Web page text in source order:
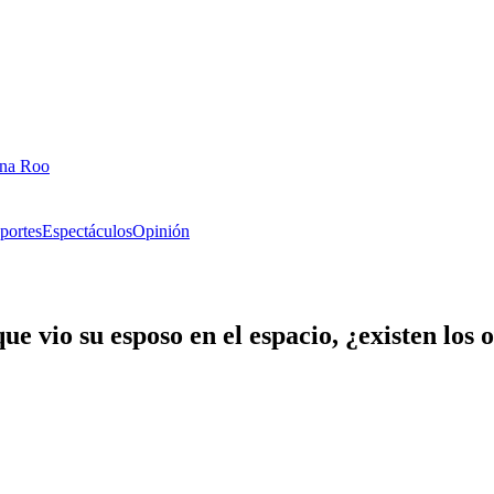
Roo
EspectáculosOpinión
vio su esposo en el espacio, ¿existen los